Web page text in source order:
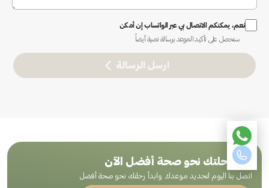
نعم، يمكنكم الاتصال بي عبر الواتساب إن أمكن
ستحصل على تأكيد الموعد برسالة نصية أيضاً
ارسل الرسالة
ابدأ رحلتك نحو صحة أفضل الآن
اتصل بنا اليوم لتحديد موعدك وابدأ رحلتك نحو صحة أفضل